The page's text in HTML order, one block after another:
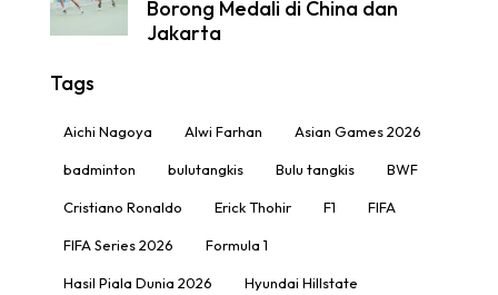
Borong Medali di China dan
Jakarta
Tags
Aichi Nagoya Alwi Farhan Asian Games 2026
badminton bulutangkis Bulu tangkis BWF
Cristiano Ronaldo Erick Thohir F1 FIFA
FIFA Series 2026 Formula 1
Hasil Piala Dunia 2026 Hyundai Hillstate